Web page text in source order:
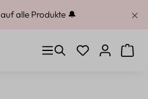
auf alle Produkte 🔔
Du hast 0